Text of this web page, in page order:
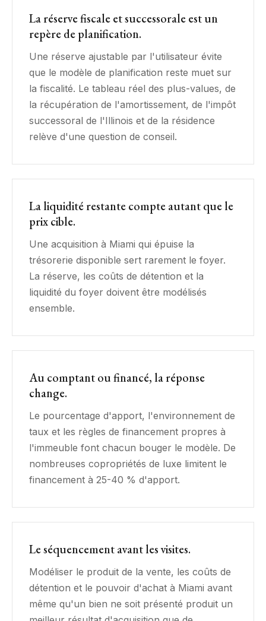
La réserve fiscale et successorale est un
repère de planification.
Une réserve ajustable par l'utilisateur évite
que le modèle de planification reste muet sur
la fiscalité. Le tableau réel des plus-values, de
la récupération de l'amortissement, de l'impôt
successoral de l'Illinois et de la résidence
relève d'une question de conseil.
La liquidité restante compte autant que le
prix cible.
Une acquisition à Miami qui épuise la
trésorerie disponible sert rarement le foyer.
La réserve, les coûts de détention et la
liquidité du foyer doivent être modélisés
ensemble.
Au comptant ou financé, la réponse
change.
Le pourcentage d'apport, l'environnement de
taux et les règles de financement propres à
l'immeuble font chacun bouger le modèle. De
nombreuses copropriétés de luxe limitent le
financement à 25-40 % d'apport.
Le séquencement avant les visites.
Modéliser le produit de la vente, les coûts de
détention et le pouvoir d'achat à Miami avant
même qu'un bien ne soit présenté produit un